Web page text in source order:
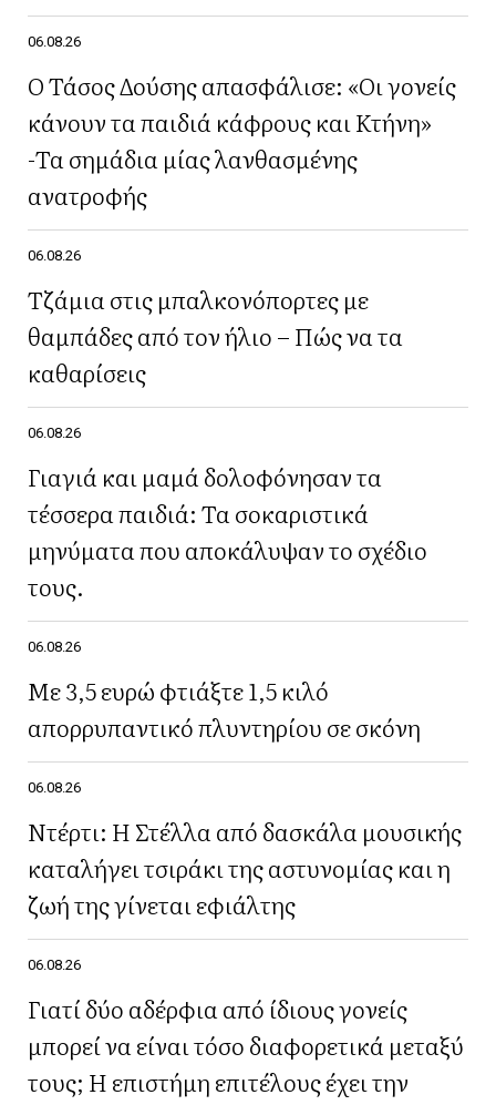
06.08.26
Ο Τάσος Δούσης απασφάλισε: «Οι γονείς
κάνουν τα παιδιά κάφρους και Κτήνη»
-Τα σημάδια μίας λανθασμένης
ανατροφής
06.08.26
Τζάμια στις μπαλκονόπορτες με
θαμπάδες από τον ήλιο – Πώς να τα
καθαρίσεις
06.08.26
Γιαγιά και μαμά δολοφόνησαν τα
τέσσερα παιδιά: Τα σοκαριστικά
μηνύματα που αποκάλυψαν το σχέδιο
τους.
06.08.26
Με 3,5 ευρώ φτιάξτε 1,5 κιλό
απορρυπαντικό πλυντηρίου σε σκόνη
06.08.26
Ντέρτι: Η Στέλλα από δασκάλα μουσικής
καταλήγει τσιράκι της αστυνομίας και η
ζωή της γίνεται εφιάλτης
06.08.26
Γιατί δύο αδέρφια από ίδιους γονείς
μπορεί να είναι τόσο διαφορετικά μεταξύ
τους; Η επιστήμη επιτέλους έχει την